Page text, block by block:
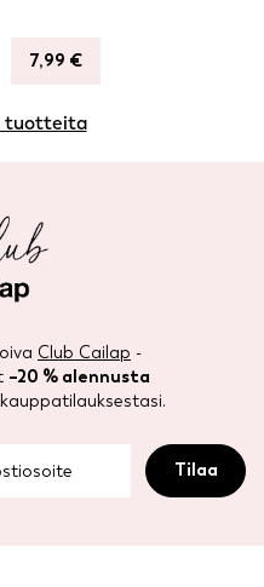
7,99 €
tuotteita
Club Cailap -
–20 % alennusta